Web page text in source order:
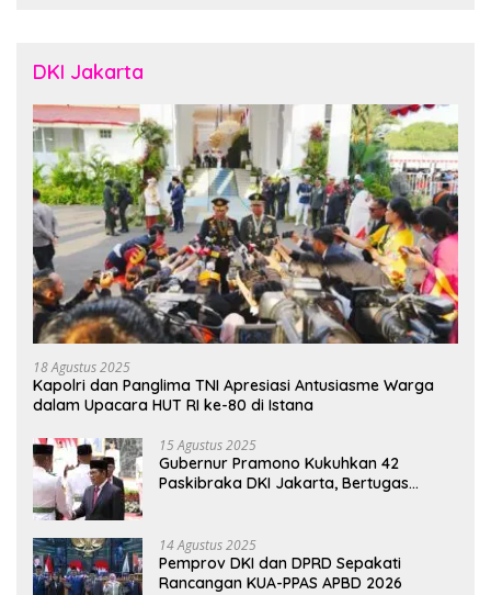
DKI Jakarta
18 Agustus 2025
Kapolri dan Panglima TNI Apresiasi Antusiasme Warga
dalam Upacara HUT RI ke-80 di Istana
15 Agustus 2025
Gubernur Pramono Kukuhkan 42
Paskibraka DKI Jakarta, Bertugas
14 Agustus 2025
Pemprov DKI dan DPRD Sepakati
Rancangan KUA-PPAS APBD 2026